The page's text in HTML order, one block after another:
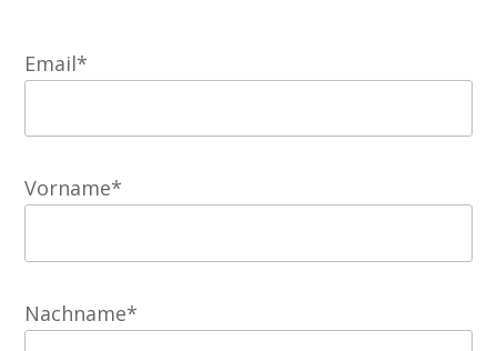
Email*
Vorname*
Nachname*